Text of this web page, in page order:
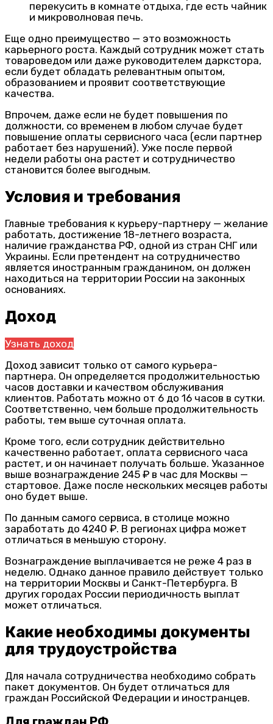
перекусить в комнате отдыха, где есть чайник
и микроволновая печь.
Еще одно преимущество — это возможность
карьерного роста. Каждый сотрудник может стать
товароведом или даже руководителем даркстора,
если будет обладать релевантным опытом,
образованием и проявит соответствующие
качества.
Впрочем, даже если не будет повышения по
должности, со временем в любом случае будет
повышение оплаты сервисного часа (если партнер
работает без нарушений). Уже после первой
недели работы она растет и сотрудничество
становится более выгодным.
Условия и требования
Главные требования к курьеру-партнеру — желание
работать, достижение 18-летнего возраста,
наличие гражданства РФ, одной из стран СНГ или
Украины. Если претендент на сотрудничество
является иностранным гражданином, он должен
находиться на территории России на законных
основаниях.
Доход
Узнать доход
Доход зависит только от самого курьера-
партнера. Он определяется продолжительностью
часов доставки и качеством обслуживания
клиентов. Работать можно от 6 до 16 часов в сутки.
Соответственно, чем больше продолжительность
работы, тем выше суточная оплата.
Кроме того, если сотрудник действительно
качественно работает, оплата сервисного часа
растет, и он начинает получать больше. Указанное
выше вознаграждение 245 ₽ в час для Москвы —
стартовое. Даже после нескольких месяцев работы
оно будет выше.
По данным самого сервиса, в столице можно
заработать до 4240 ₽. В регионах цифра может
отличаться в меньшую сторону.
Вознаграждение выплачивается не реже 4 раз в
неделю. Однако данное правило действует только
на территории Москвы и Санкт-Петербурга. В
других городах России периодичность выплат
может отличаться.
Какие необходимы документы
для трудоустройства
Для начала сотрудничества необходимо собрать
пакет документов. Он будет отличаться для
граждан Российской Федерации и иностранцев.